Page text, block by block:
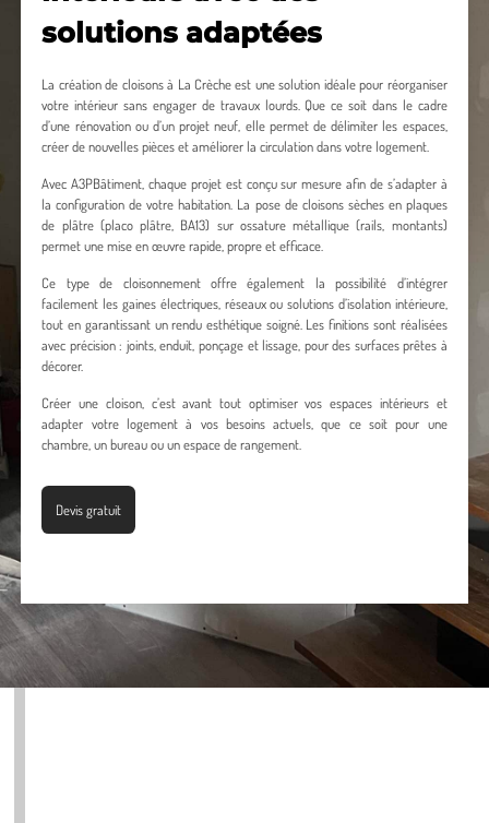
solutions adaptées
La création de cloisons à La Crèche est une solution idéale pour réorganiser
votre intérieur sans engager de travaux lourds. Que ce soit dans le cadre
d’une rénovation ou d’un projet neuf, elle permet de délimiter les espaces,
créer de nouvelles pièces et améliorer la circulation dans votre logement.
Avec A3PBâtiment, chaque projet est conçu sur mesure afin de s’adapter à
la configuration de votre habitation. La pose de cloisons sèches en plaques
de plâtre (placo plâtre, BA13) sur ossature métallique (rails, montants)
permet une mise en œuvre rapide, propre et efficace.
Ce type de cloisonnement offre également la possibilité d’intégrer
facilement les gaines électriques, réseaux ou solutions d’isolation intérieure,
tout en garantissant un rendu esthétique soigné. Les finitions sont réalisées
avec précision : joints, enduit, ponçage et lissage, pour des surfaces prêtes à
décorer.
Créer une cloison, c’est avant tout optimiser vos espaces intérieurs et
adapter votre logement à vos besoins actuels, que ce soit pour une
chambre, un bureau ou un espace de rangement.
Devis gratuit